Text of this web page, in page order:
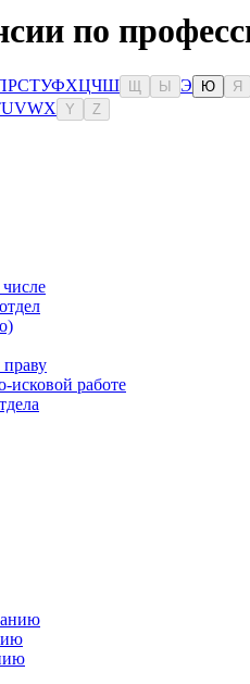
по
РСТУФХЦЧШ Ы Э Ю Я
UVWX Y Z
исковой работе